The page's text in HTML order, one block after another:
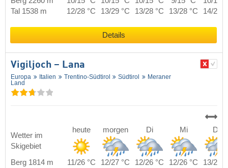
Tal 1538 m
12/28 °C 13/29 °C 13/28 °C 13/28 °C 14/28
Details
Vigiljoch – Lana
Europa Italien Trentino-Südtirol Südtirol
Meraner
Land
Wetter im
Skigebiet
heute morgen Di Mi Do
Berg 1814 m 11/26 °C 12/27 °C 12/26 °C 12/26 °C
13/26